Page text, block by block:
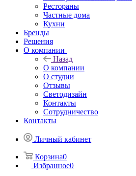
Рестораны
Частные дома
Кухни
Бренды
Решения
О компании
Назад
О компании
О студии
Отзывы
Светодизайн
Контакты
Сотрудничество
Контакты
Личный кабинет
Корзина0
Избранное0